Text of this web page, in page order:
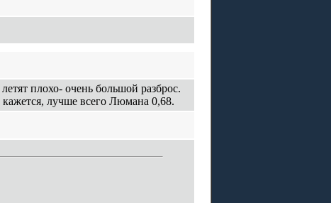
плохо- очень большой разброс.
кажется, лучше всего Люмана 0,68.